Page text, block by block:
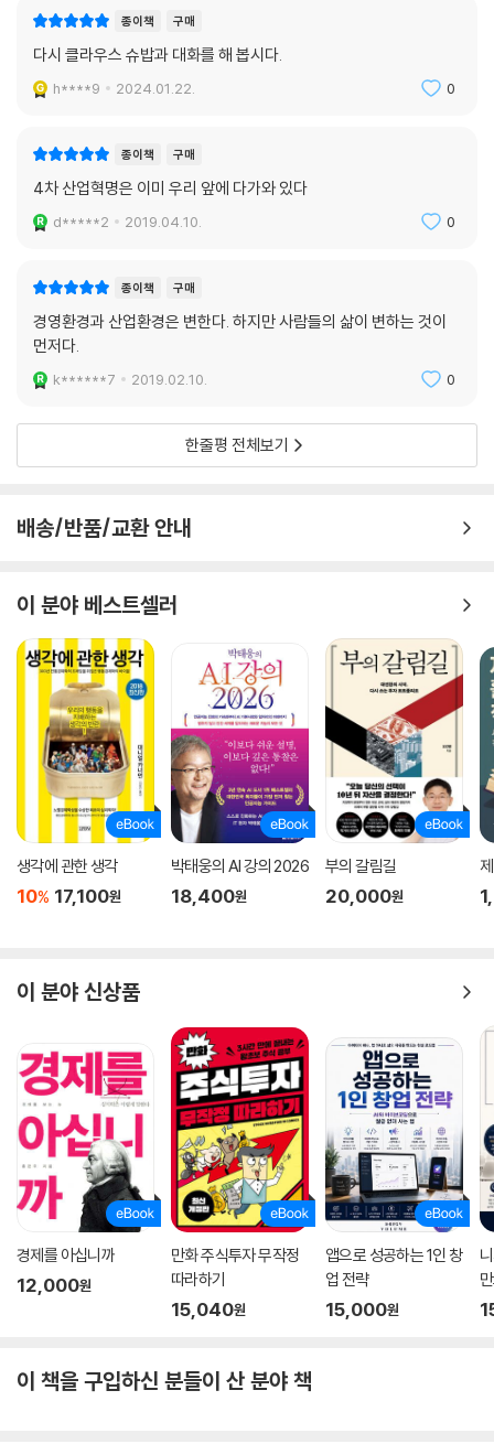
종이책 구매
다시 클라우스 슈밥과 대화를 해 봅시다.
h****9 2024.01.22. 0
종이책 구매
4차 산업혁명은 이미 우리 앞에 다가와 있다
d*****2 2019.04.10. 0
종이책 구매
경영환경과 산업환경은 변한다. 하지만 사람들의 삶이 변하는 것이
먼저다.
k******7 2019.02.10. 0
한줄평 전체보기
배송/반품/교환 안내
이 분야 베스트셀러
생각에 관한 생각
10% 17,100원
박태웅의 AI 강의 2026
18,400원
부의 갈림길
20,000원
이 분야 신상품
경제를 아십니까
12,000원
만화 주식투자 무작정
따라하기
15,040원
앱으로 성공하는 1인 창
업 전략
15,000원
이 책을 구입하신 분들이 산 분야 책